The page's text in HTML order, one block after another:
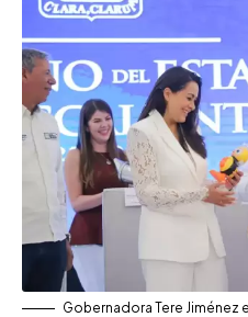
Gobernadora Tere Jiménez